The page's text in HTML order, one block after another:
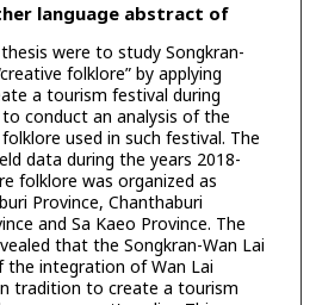
language abstract of
were to study Songkran-
folklore” by applying
a tourism festival during
conduct an analysis of the
used in such festival. The
data during the years 2018-
folklore was organized as
Province, Chanthaburi
and Sa Kaeo Province. The
that the Songkran-Wan Lai
integration of Wan Lai
tradition to create a tourism